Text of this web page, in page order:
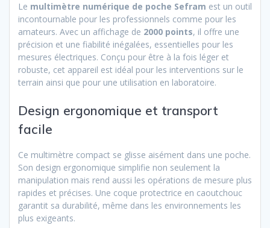
Le multimètre numérique de poche Sefram est un outil
incontournable pour les professionnels comme pour les
amateurs. Avec un affichage de 2000 points, il offre une
précision et une fiabilité inégalées, essentielles pour les
mesures électriques. Conçu pour être à la fois léger et
robuste, cet appareil est idéal pour les interventions sur le
terrain ainsi que pour une utilisation en laboratoire.
Design ergonomique et transport
facile
Ce multimètre compact se glisse aisément dans une poche.
Son design ergonomique simplifie non seulement la
manipulation mais rend aussi les opérations de mesure plus
rapides et précises. Une coque protectrice en caoutchouc
garantit sa durabilité, même dans les environnements les
plus exigeants.